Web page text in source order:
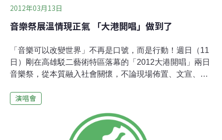
2012年03月13日
音樂祭展溫情現正氣 「大港開唱」做到了
「音樂可以改變世界」不再是口號，而是行動！週日（11
日）剛在高雄駁二藝術特區落幕的「2012大港開唱」兩日
音樂祭，從本質融入社會關懷，不論現場佈置、文宣、活
311日本地震、核災週年反思大港開唱舉辦適逢311週年，
表和各大牆面輸出反思標語，以回應311日本大地震一週
年，除了表達台灣的持續關心，重要的是借鏡日本，喚醒
演唱會